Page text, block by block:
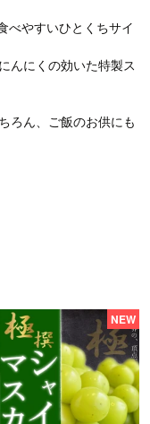
べやすいひとくちサイ
んにくの効いた特製ス
ろん、ご飯のお供にも